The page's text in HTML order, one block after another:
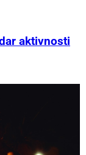
aktivnosti